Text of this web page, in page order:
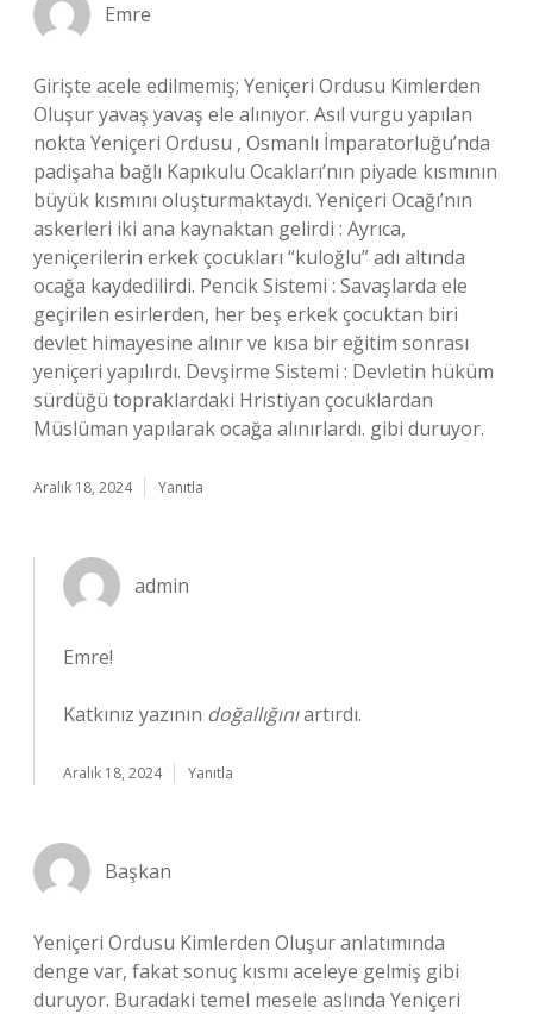
Emre
Girişte acele edilmemiş; Yeniçeri Ordusu Kimlerden
Oluşur yavaş yavaş ele alınıyor. Asıl vurgu yapılan
nokta Yeniçeri Ordusu , Osmanlı İmparatorluğu’nda
padişaha bağlı Kapıkulu Ocakları’nın piyade kısmının
büyük kısmını oluşturmaktaydı. Yeniçeri Ocağı’nın
askerleri iki ana kaynaktan gelirdi : Ayrıca,
yeniçerilerin erkek çocukları “kuloğlu” adı altında
ocağa kaydedilirdi. Pencik Sistemi : Savaşlarda ele
geçirilen esirlerden, her beş erkek çocuktan biri
devlet himayesine alınır ve kısa bir eğitim sonrası
yeniçeri yapılırdı. Devşirme Sistemi : Devletin hüküm
sürdüğü topraklardaki Hristiyan çocuklardan
Müslüman yapılarak ocağa alınırlardı. gibi duruyor.
Aralık 18, 2024 Yanıtla
admin
Emre!
Katkınız yazının doğallığınıartırdı.
Aralık 18, 2024 Yanıtla
Başkan
Yeniçeri Ordusu Kimlerden Oluşur anlatımında
denge var, fakat sonuç kısmı aceleye gelmiş gibi
duruyor. Buradaki temel mesele aslında Yeniçeri